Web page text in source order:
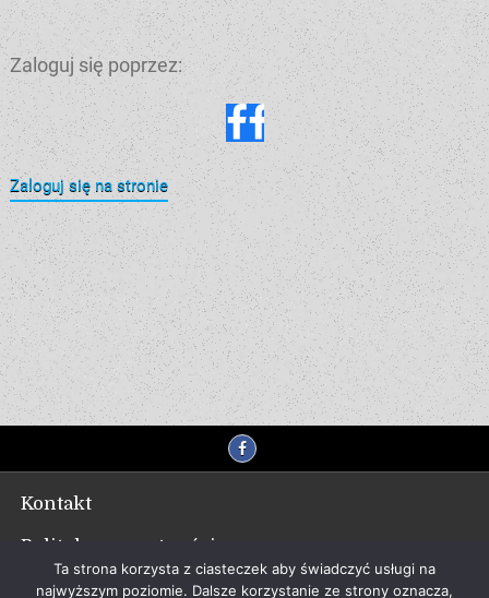
Zaloguj się poprzez:
Zaloguj się na stronie
Kontakt
Polityka prywatności
Ta strona korzysta z ciasteczek aby świadczyć usługi na
najwyższym poziomie. Dalsze korzystanie ze strony oznacza,